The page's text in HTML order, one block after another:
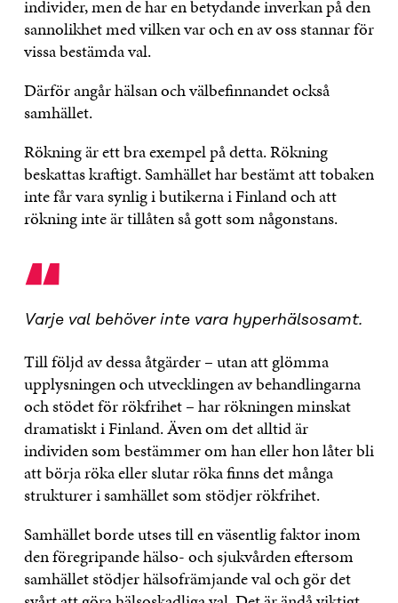
individer, men de har en betydande inverkan på den
sannolikhet med vilken var och en av oss stannar för
vissa bestämda val.
Därför angår hälsan och välbefinnandet också
samhället.
Rökning är ett bra exempel på detta. Rökning
beskattas kraftigt. Samhället har bestämt att tobaken
inte får vara synlig i butikerna i Finland och att
rökning inte är tillåten så gott som någonstans.
“
Varje val behöver inte vara hyperhälsosamt.
Till följd av dessa åtgärder – utan att glömma
upplysningen och utvecklingen av behandlingarna
och stödet för rökfrihet – har rökningen minskat
dramatiskt i Finland. Även om det alltid är
individen som bestämmer om han eller hon låter bli
att börja röka eller slutar röka finns det många
strukturer i samhället som stödjer rökfrihet.
Samhället borde utses till en väsentlig faktor inom
den föregripande hälso- och sjukvården eftersom
samhället stödjer hälsofrämjande val och gör det